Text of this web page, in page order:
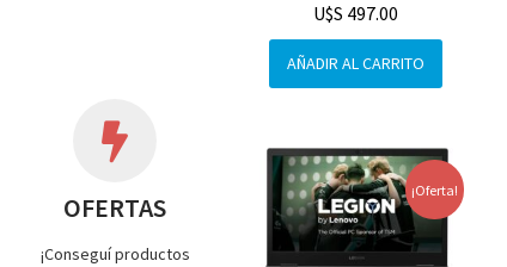
OFERTAS
¡Conseguí productos
U$S 497.00
AÑADIR AL CARRITO
¡Oferta!